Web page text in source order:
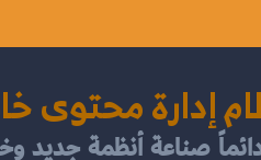
إدارة محتوى